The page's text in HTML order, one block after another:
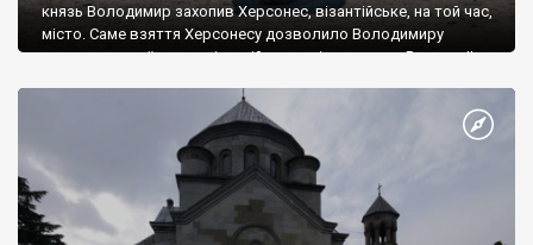
князь Володимир захопив Херсонес, візантійське, на той час,
місто. Саме взяття Херсонесу дозволило Володимиру
диктувати свої умови візантійському імператору Василю ІІ, та
Херсонесі Володимир-язичник, став Василем-християнином.
А потім було Хрещення Русі. На честь Херсонесу Таврійського